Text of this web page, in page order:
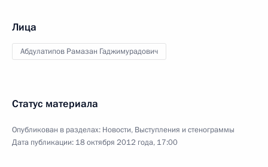
Лица
Абдулатипов Рамазан Гаджимурадович
Статус материала
Опубликован в разделах: Новости, Выступления и стенограммы
Дата публикации: 18 октября 2012 года, 17:00